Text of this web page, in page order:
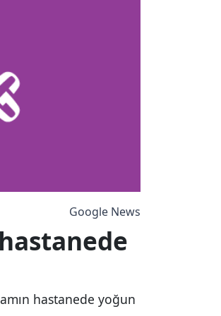
Google News
hastanede yoğun